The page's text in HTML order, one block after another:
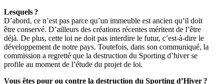
Lesquels ?
D’abord, ce n’est pas parce qu’un immeuble est ancien qu’il doit
être conservé. D’ailleurs des créations récentes méritent de l’être
déjà. De plus, cette loi ne doit pas interdire le futur, c’est-à-dire le
développement de notre pays. Toutefois, dans son communiqué, la
commission a regretté que la destruction du Sporting d’hiver se
profile au moment de l’étude du projet de loi.
Vous êtes pour ou contre la destruction du Sporting d’Hiver ?